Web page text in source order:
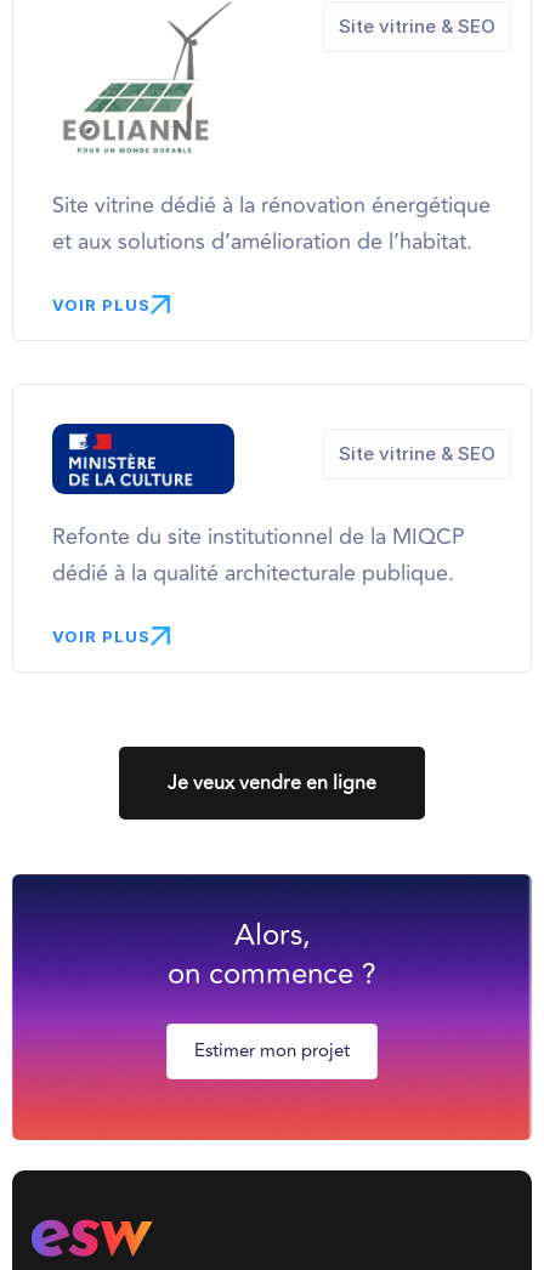
Site vitrine dédié à la rénovation énergétique
et aux solutions d’amélioration de l’habitat.
VOIR PLUS
Site vitrine & SEO
Refonte du site institutionnel de la MIQCP
dédié à la qualité architecturale publique.
VOIR PLUS
Site vitrine & SEO
Je veux vendre en ligne
Alors,
on commence ?
Estimer mon projet